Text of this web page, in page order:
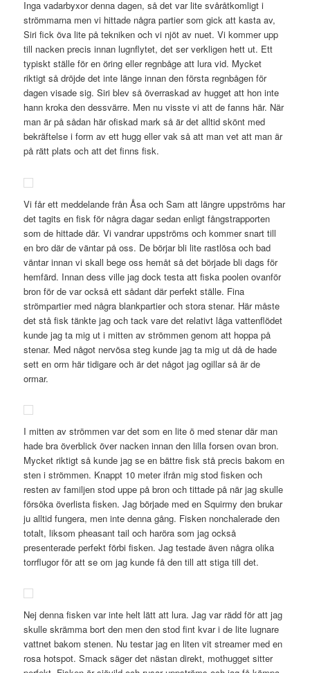
Inga vadarbyxor denna dagen, så det var lite svåråtkomligt i
strömmarna men vi hittade några partier som gick att kasta av,
Siri fick öva lite på tekniken och vi njöt av nuet. Vi kommer upp
till nacken precis innan lugnflytet, det ser verkligen hett ut. Ett
typiskt ställe för en öring eller regnbåge att lura vid. Mycket
riktigt så dröjde det inte länge innan den första regnbågen för
dagen visade sig. Siri blev så överraskad av hugget att hon inte
hann kroka den dessvärre. Men nu visste vi att de fanns här. När
man är på sådan här ofiskad mark så är det alltid skönt med
bekräftelse i form av ett hugg eller vak så att man vet att man är
på rätt plats och att det finns fisk.
Vi får ett meddelande från Åsa och Sam att längre uppströms har
det tagits en fisk för några dagar sedan enligt fångstrapporten
som de hittade där. Vi vandrar uppströms och kommer snart till
en bro där de väntar på oss. De börjar bli lite rastlösa och bad
väntar innan vi skall bege oss hemåt så det började bli dags för
hemfärd. Innan dess ville jag dock testa att fiska poolen ovanför
bron för de var också ett sådant där perfekt ställe. Fina
strömpartier med några blankpartier och stora stenar. Här måste
det stå fisk tänkte jag och tack vare det relativt låga vattenflödet
kunde jag ta mig ut i mitten av strömmen genom att hoppa på
stenar. Med något nervösa steg kunde jag ta mig ut då de hade
sett en orm här tidigare och är det något jag ogillar så är de
ormar.
I mitten av strömmen var det som en lite ö med stenar där man
hade bra överblick över nacken innan den lilla forsen ovan bron.
Mycket riktigt så kunde jag se en bättre fisk stå precis bakom en
sten i strömmen. Knappt 10 meter ifrån mig stod fisken och
resten av familjen stod uppe på bron och tittade på när jag skulle
försöka överlista fisken. Jag började med en Squirmy den brukar
ju alltid fungera, men inte denna gång. Fisken nonchalerade den
totalt, liksom pheasant tail och haröra som jag också
presenterade perfekt förbi fisken. Jag testade även några olika
torrflugor för att se om jag kunde få den till att stiga till det.
Nej denna fisken var inte helt lätt att lura. Jag var rädd för att jag
skulle skrämma bort den men den stod fint kvar i de lite lugnare
vattnet bakom stenen. Nu testar jag en liten vit streamer med en
rosa hotspot. Smack säger det nästan direkt, mothugget sitter